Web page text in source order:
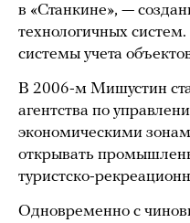
в «Станкине», —
технологичных
системы учета
В 2006-м Мишустин
агентства по
экономическими
открывать
туристско-
Одновременно с